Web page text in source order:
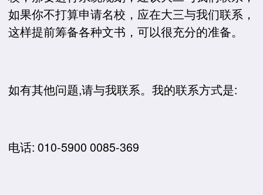
如果你不打算申请名校，应在大三与我们联系，
这样提前筹备各种文书，可以很充分的准备。
如有其他问题,请与我联系。我的联系方式是:
电话: 010-5900 0085-369